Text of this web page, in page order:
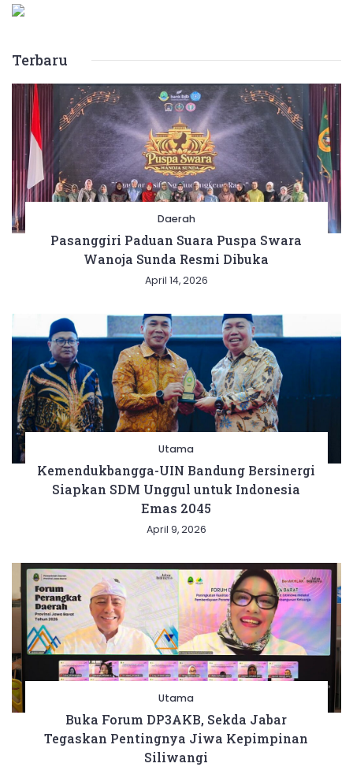
Terbaru
Daerah
Pasanggiri Paduan Suara Puspa Swara
Wanoja Sunda Resmi Dibuka
April 14, 2026
Utama
Kemendukbangga-UIN Bandung Bersinergi
Siapkan SDM Unggul untuk Indonesia
Emas 2045
April 9, 2026
Utama
Buka Forum DP3AKB, Sekda Jabar
Tegaskan Pentingnya Jiwa Kepimpinan
Siliwangi